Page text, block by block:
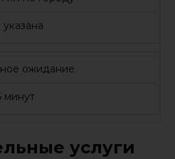
указана
ожидание
минут
услуги